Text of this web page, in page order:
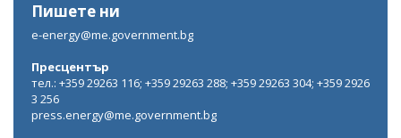
Пишете ни
e-energy@me.government.bg
Пресцентър
тел.: +359 29263 116; +359 29263 288; +359 29263 304; +359 2926
3 256
press.energy@me.government.bg